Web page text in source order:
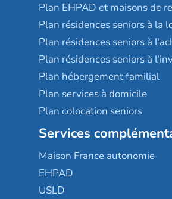
Plan EHPAD et maisons de
Plan résidences seniors à la
Plan résidences seniors à
Plan résidences seniors à
Plan hébergement familial
Plan services à domicile
Plan colocation seniors
Services
Maison France autonomie
EHPAD
USLD